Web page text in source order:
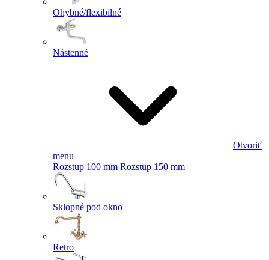
Ohybné/flexibilné
Nástenné
Otvoriť
menu
Rozstup 100 mm Rozstup 150 mm
Sklopné pod okno
Retro